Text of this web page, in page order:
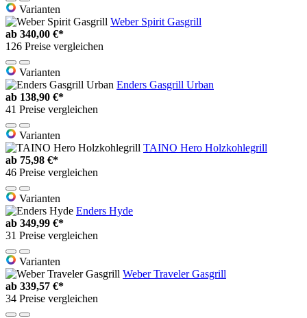
Varianten
Weber Spirit Gasgrill
ab 340,00 €*
126 Preise vergleichen
Varianten
Enders Gasgrill Urban
ab 138,90 €*
41 Preise vergleichen
Varianten
TAINO Hero Holzkohlegrill
ab 75,98 €*
46 Preise vergleichen
Varianten
Enders Hyde
ab 349,99 €*
31 Preise vergleichen
Varianten
Weber Traveler Gasgrill
ab 339,57 €*
34 Preise vergleichen